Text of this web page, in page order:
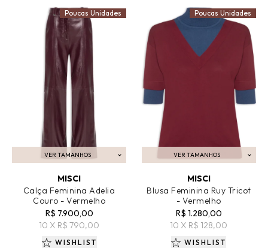
VER TAMANHOS
ADICIONAR AO CARRINHO
MISCI
Calça Feminina Adelia
Couro - Vermelho
R$ 7.900,00
10 X R$ 790,00
Poucas Unidades
WISHLIST
VER TAMANHOS
ADICIONAR AO CARRINHO
MISCI
Blusa Feminina Ruy Tricot
- Vermelho
R$ 1.280,00
10 X R$ 128,00
Poucas Unidades
WISHLIST